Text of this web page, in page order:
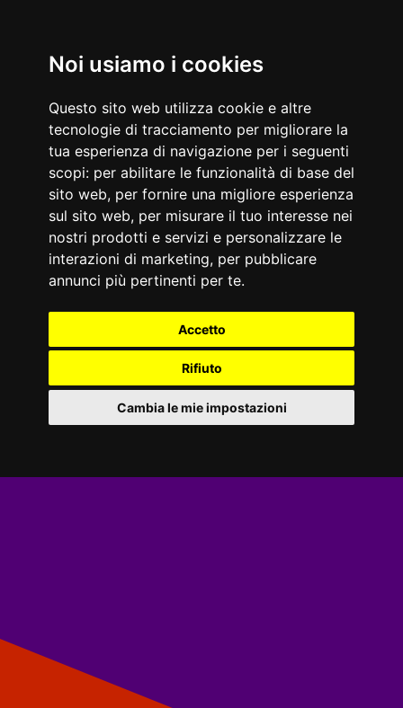
Noi usiamo i cookies
Questo sito web utilizza cookie e altre
tecnologie di tracciamento per migliorare la
tua esperienza di navigazione per i seguenti
scopi: per abilitare le funzionalità di base del
sito web, per fornire una migliore esperienza
sul sito web, per misurare il tuo interesse nei
nostri prodotti e servizi e personalizzare le
interazioni di marketing, per pubblicare
annunci più pertinenti per te.
Accetto
Rifiuto
Cambia le mie impostazioni
MENU